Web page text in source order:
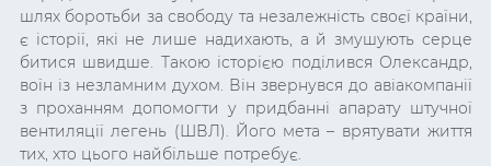
шлях боротьби за свободу та незалежність своєї країни,
є історії, які не лише надихають, а й змушують серце
битися швидше. Такою історією поділився Олександр,
воїн із незламним духом. Він звернувся до авіакомпанії
з проханням допомогти у придбанні апарату штучної
вентиляції легень (ШВЛ). Його мета – врятувати життя
тих, хто цього найбільше потребує.